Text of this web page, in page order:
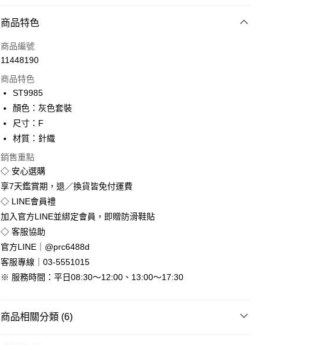
付款方式
信用卡一次付款
LINE Pay
Apple Pay
街口支付
悠遊付
全盈+PAY
運送方式
全家付款取貨
免運費
免運費
商品特色
商品編號
11448190
商品特色
ST9985
顏色：灰色套裝
尺寸：F
材質：針織
銷售重點
◇ 安心選購
享7天鑑賞期，退／換貨皆免付運費
◇ LINE會員禮
加入官方LINE並綁定會員，即贈防滑鞋貼
◇ 客服協助
官方LINE｜@prc6488d
客服專線｜03-5551015
※ 服務時間：平日08:30～12:00、13:00～17:30
商品相關分類 (6)